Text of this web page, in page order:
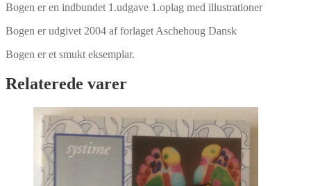
Bogen er en indbundet 1.udgave 1.oplag med illustrationer
Bogen er udgivet 2004 af forlaget Aschehoug Dansk
Bogen er et smukt eksemplar.
Relaterede varer